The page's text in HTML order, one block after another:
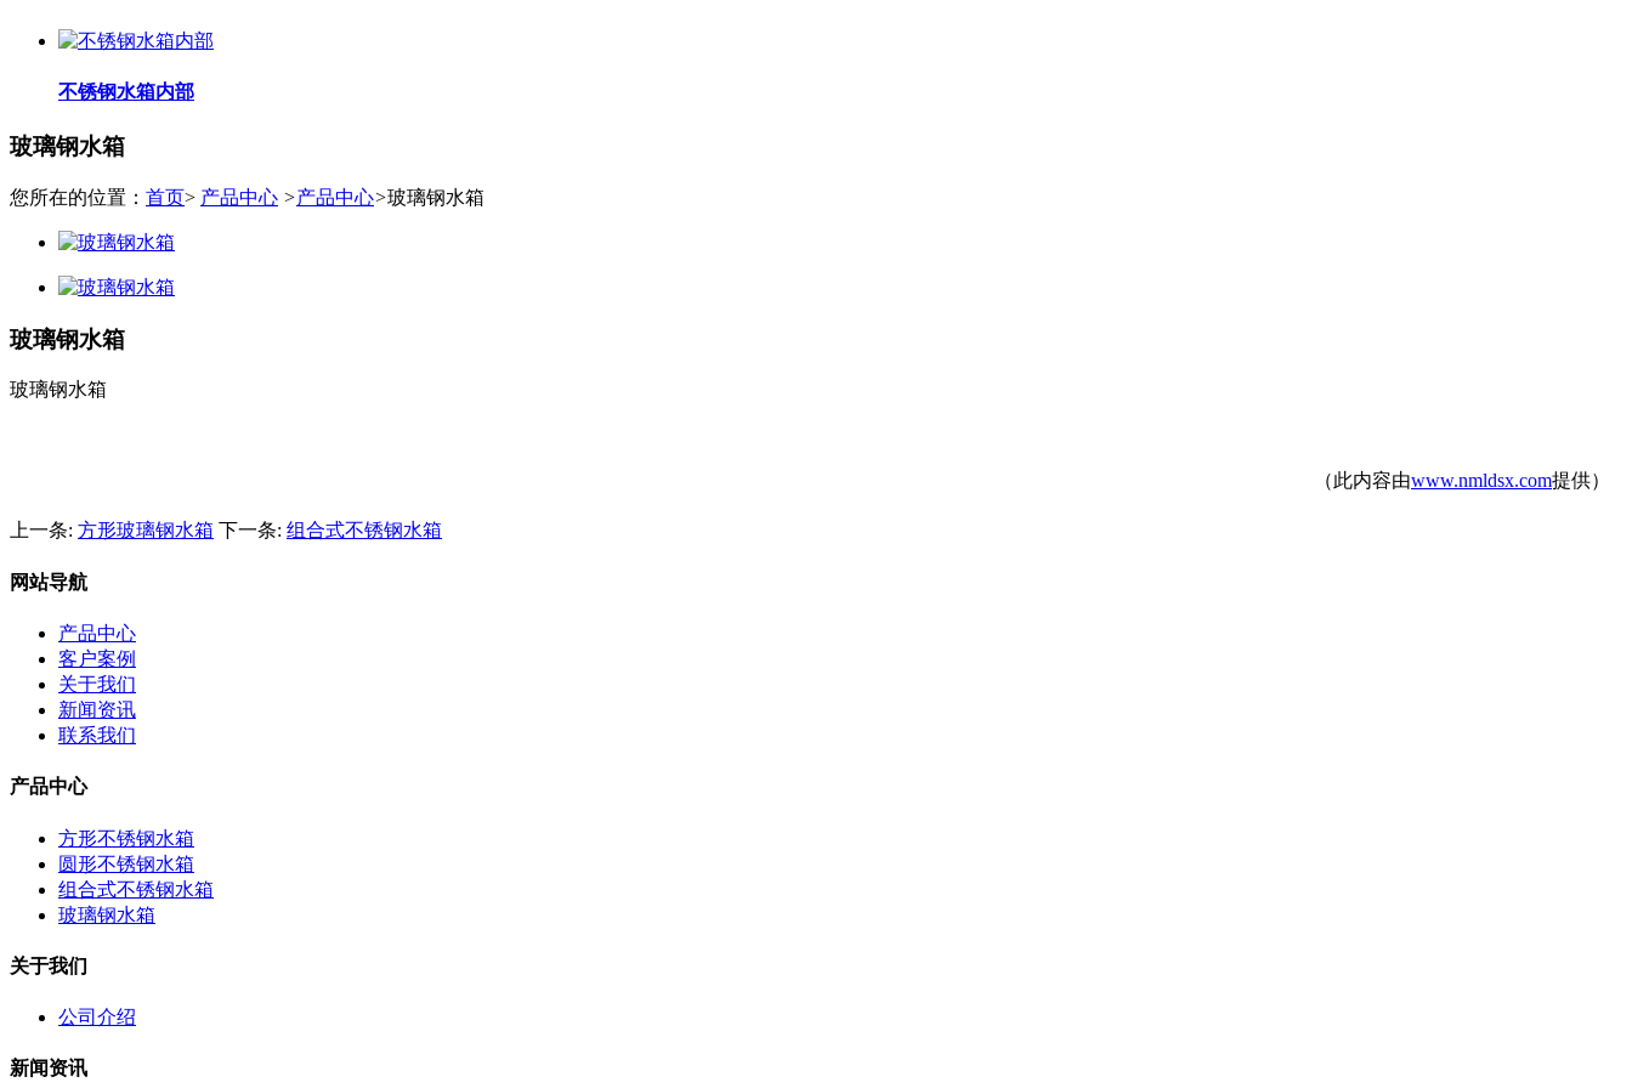
不锈钢水箱内部
玻璃钢水箱
您所在的位置： 首页> 产品中心 >产品中心>玻璃钢水箱
玻璃钢水箱
玻璃钢水箱
（此内容由www.nmldsx.com提供）
上一条: 方形玻璃钢水箱 下一条: 组合式不锈钢水箱
网站导航
产品中心
客户案例
关于我们
新闻资讯
联系我们
产品中心
方形不锈钢水箱
圆形不锈钢水箱
组合式不锈钢水箱
玻璃钢水箱
关于我们
公司介绍
新闻资讯